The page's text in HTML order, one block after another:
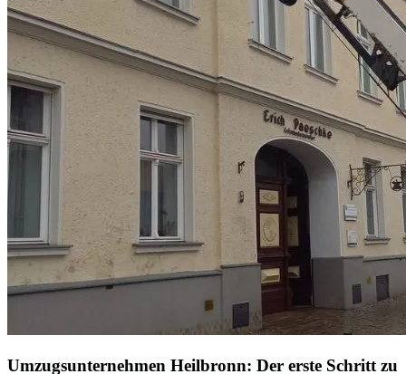
Umzugsunternehmen Heilbronn: Der erste Schritt zu